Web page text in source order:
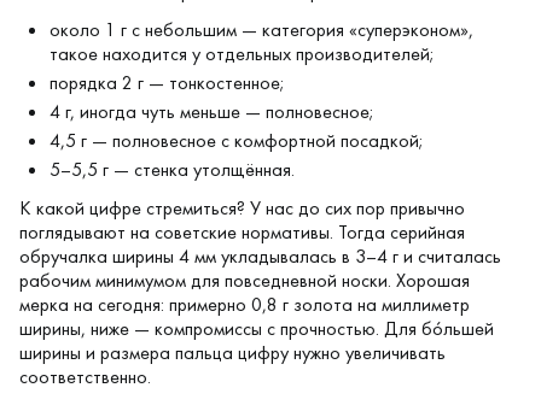
около 1 г с небольшим — категория «суперэконом»,
такое находится у отдельных производителей;
порядка 2 г — тонкостенное;
4 г, иногда чуть меньше — полновесное;
4,5 г — полновесное с комфортной посадкой;
5–5,5 г — стенка утолщённая.
К какой цифре стремиться? У нас до сих пор привычно
поглядывают на советские нормативы. Тогда серийная
обручалка ширины 4 мм укладывалась в 3–4 г и считалась
рабочим минимумом для повседневной носки. Хорошая
мерка на сегодня: примерно 0,8 г золота на миллиметр
ширины, ниже — компромиссы с прочностью. Для бо́льшей
ширины и размера пальца цифру нужно увеличивать
соответственно.